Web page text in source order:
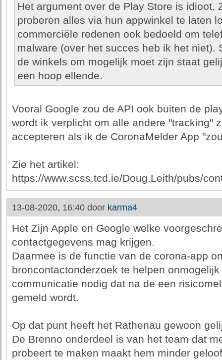
Het argument over de Play Store is idioot.
proberen alles via hun appwinkel te laten
commerciële redenen ook bedoeld om
malware (over het succes heb ik het niet).
de winkels om mogelijk moet zijn staat
een hoop ellende.
Vooral Google zou de API ook buiten de
wordt ik verplicht om alle andere "tracking"
accepteren als ik de CoronaMelder App
Zie het artikel:
https://www.scss.tcd.ie/Doug.Leith/pubs/
13-08-2020, 16:40 door karma4
Het Zijn Apple en Google welke
contactgegevens mag krijgen.
Daarmee is de functie van de corona-app
broncontactonderzoek te helpen
communicatie nodig dat na de een
gemeld wordt.
Op dat punt heeft het Rathenau gewoon
De Brenno onderdeel is van het team dat
probeert te maken maakt hem minder